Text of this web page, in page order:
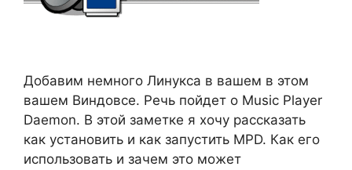
Добавим немного Линукса в вашем в этом
вашем Виндовсе. Речь пойдет о Music Player
Daemon. В этой заметке я хочу рассказать
как установить и как запустить MPD. Как его
использовать и зачем это может